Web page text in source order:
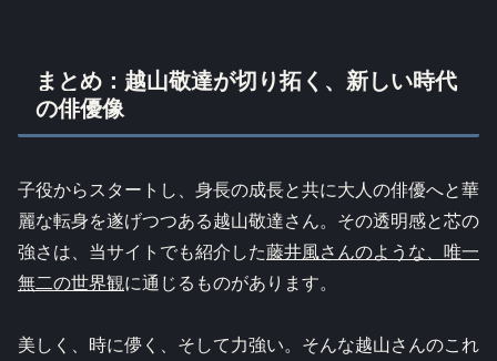
まとめ：越山敬達が切り拓く、新しい時代
の俳優像
子役からスタートし、身長の成長と共に大人の俳優へと華
麗な転身を遂げつつある越山敬達さん。その透明感と芯の
強さは、当サイトでも紹介した藤井風さんのような、唯一
無二の世界観に通じるものがあります。
美しく、時に儚く、そして力強い。そんな越山さんのこれ